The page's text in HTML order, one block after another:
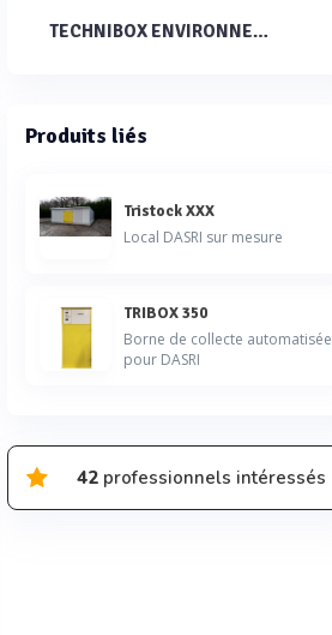
TECHNIBOX ENVIRONNEMENT®
Produits liés
Tristock XXX
Local DASRI sur mesure
TRIBOX 350
Borne de collecte automatisée
pour DASRI
42 professionnels intéressés